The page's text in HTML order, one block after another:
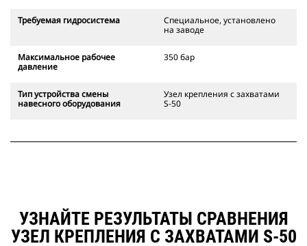
Требуемая гидросистема
Специальное, установлено
на заводе
Максимальное рабочее
давление
350 бар
Тип устройства смены
навесного оборудования
Узел крепления с захватами
S-50
УЗНАЙТЕ РЕЗУЛЬТАТЫ СРАВНЕНИЯ
УЗЕЛ КРЕПЛЕНИЯ С ЗАХВАТАМИ S-50